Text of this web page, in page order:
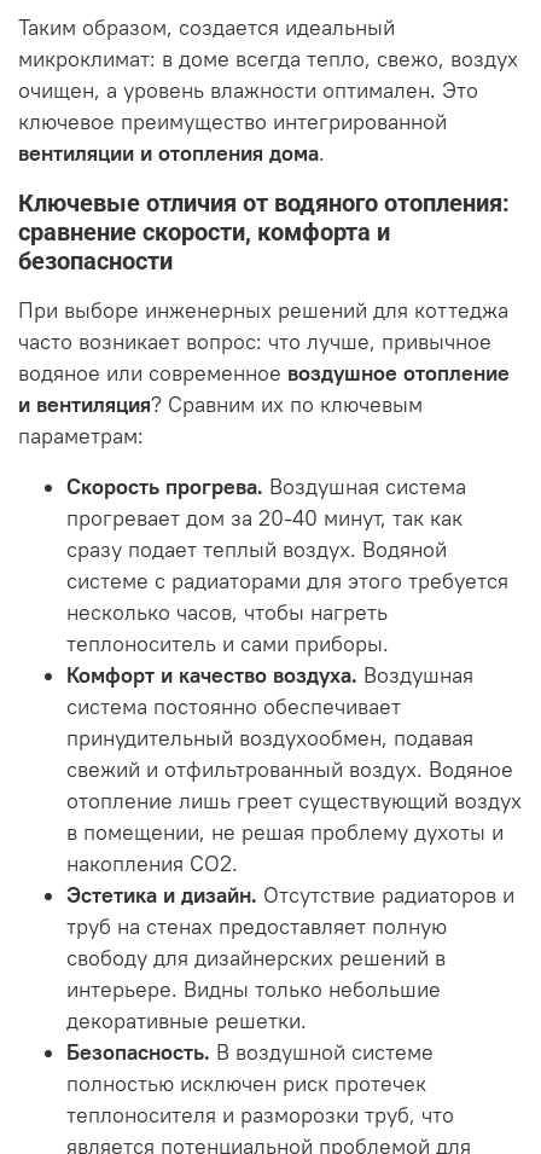
Таким образом, создается идеальный
микроклимат: в доме всегда тепло, свежо, воздух
очищен, а уровень влажности оптимален. Это
ключевое преимущество интегрированной
вентиляции и отопления дома.
Ключевые отличия от водяного отопления:
сравнение скорости, комфорта и
безопасности
При выборе инженерных решений для коттеджа
часто возникает вопрос: что лучше, привычное
водяное или современное воздушное отопление
и вентиляция? Сравним их по ключевым
параметрам:
Скорость прогрева. Воздушная система
прогревает дом за 20-40 минут, так как
сразу подает теплый воздух. Водяной
системе с радиаторами для этого требуется
несколько часов, чтобы нагреть
теплоноситель и сами приборы.
Комфорт и качество воздуха. Воздушная
система постоянно обеспечивает
принудительный воздухообмен, подавая
свежий и отфильтрованный воздух. Водяное
отопление лишь греет существующий воздух
в помещении, не решая проблему духоты и
накопления CO2.
Эстетика и дизайн. Отсутствие радиаторов и
труб на стенах предоставляет полную
свободу для дизайнерских решений в
интерьере. Видны только небольшие
декоративные решетки.
Безопасность. В воздушной системе
полностью исключен риск протечек
теплоносителя и разморозки труб, что
является потенциальной проблемой для